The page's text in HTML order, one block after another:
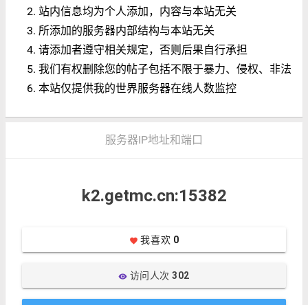
站内信息均为个人添加，内容与本站无关
所添加的服务器内部结构与本站无关
请添加者遵守相关规定，否则后果自行承担
我们有权删除您的帖子包括不限于暴力、侵权、非法
本站仅提供我的世界服务器在线人数监控
服务器IP地址和端口
k2.getmc.cn:15382
favorite 我喜欢 0
visibility访问人次302